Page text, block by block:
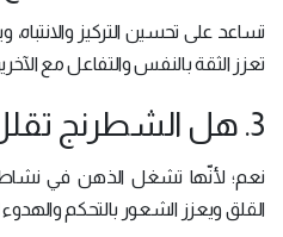
تساعد على تحسين التركيز والانتباه،
تعزز الثقة بالنفس والتفاعل مع
3. هل الشطرنج تقلل من التوتر؟
نعم؛ لأنّها تشغل الذهن في
القلق ويعزز الشعور بالتحكم